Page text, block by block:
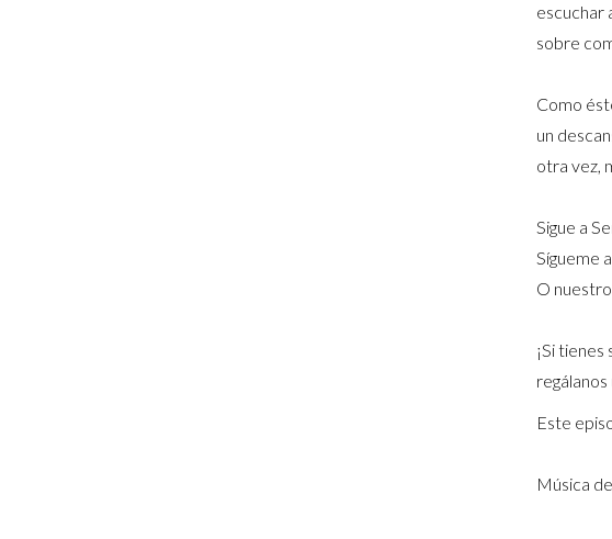
escuchar
sobre
Como
un
otra vez,
Sigue a
Sígueme
O
¡Si
Este
Música de